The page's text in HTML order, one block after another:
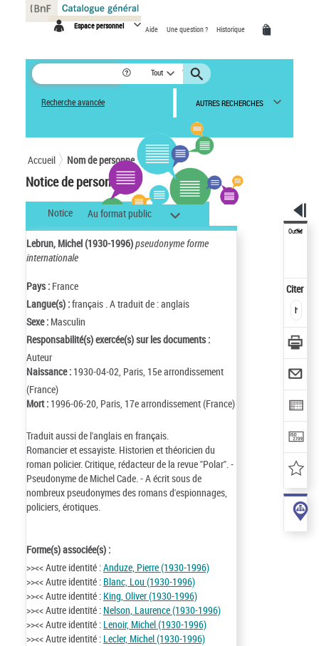
Espace personnel Aide Une question ? Historique
Tout
Recherche avancée AUTRES RECHERCHES
Accueil Nom de personne
Notice de personne
Notice Au format public
Lebrun, Michel (1930-1996)pseudonyme forme
internationale
Pays : France
Langue(s) :français . A traduit de : anglais
Sexe : Masculin
Responsabilité(s) exercée(s) sur les documents :
Auteur
Naissance : 1930-04-02, Paris, 15e arrondissement
(France)
Mort : 1996-06-20, Paris, 17e arrondissement (France)
Traduit aussi de l'anglais en français.
Romancier et essayiste. Historien et théoricien du
roman policier. Critique, rédacteur de la revue "Polar". -
Pseudonyme de Michel Cade. - A écrit sous de
nombreux pseudonymes des romans d'espionnages,
policiers, érotiques.
Forme(s) associée(s) :
>><< Autre identité :Anduze, Pierre (1930-1996)
>><< Autre identité : Blanc, Lou (1930-1996)
>><< Autre identité : King, Oliver (1930-1996)
>><< Autre identité : Nelson, Laurence (1930-1996)
>><< Autre identité : Lenoir, Michel (1930-1996)
>><< Autre identité : Lecler, Michel (1930-1996)
Outils
Citer
Panneau de gestion des cookies